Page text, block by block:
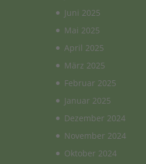
Juni 2025
Mai 2025
April 2025
März 2025
Februar 2025
Januar 2025
Dezember 2024
November 2024
Oktober 2024